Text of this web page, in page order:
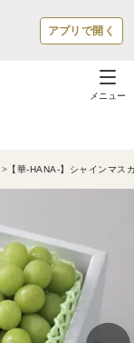
アプリで開く
メニュー
【華-HANA-】シャインマ